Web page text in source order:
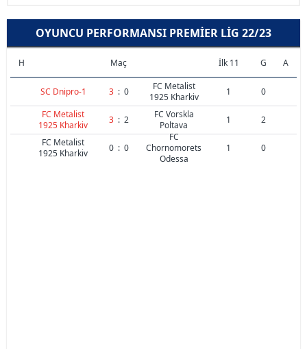
OYUNCU PERFORMANSI PREMIER LIG 22/23
H Maç İlk 11 G A
SC Dnipro-1 3 : 0
FC Metalist
1925 Kharkiv
1
0
FC Metalist
1925 Kharkiv
3 : 2
FC Vorskla
Poltava
1
2
FC Metalist
1925 Kharkiv
0 : 0
FC
Chornomorets
Odessa
1 0